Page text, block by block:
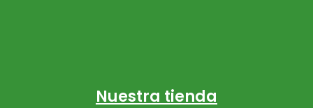
Nuestra tienda